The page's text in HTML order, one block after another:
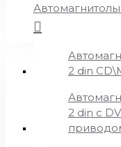
2 din
2 din с